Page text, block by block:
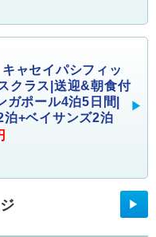
キャセイパシフィッ
クラス|送迎&朝食付
ガポール4泊5日間|
泊+ベイサンズ2泊
▶